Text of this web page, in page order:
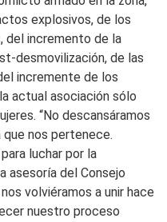
explosivos, de los
del incremento de la
desmovilización, de las
incremente de los
actual asociación sólo
“No descansáramos
nos pertenece.
luchar por la
asesoría del Consejo
volviéramos a unir hace
nuestro proceso